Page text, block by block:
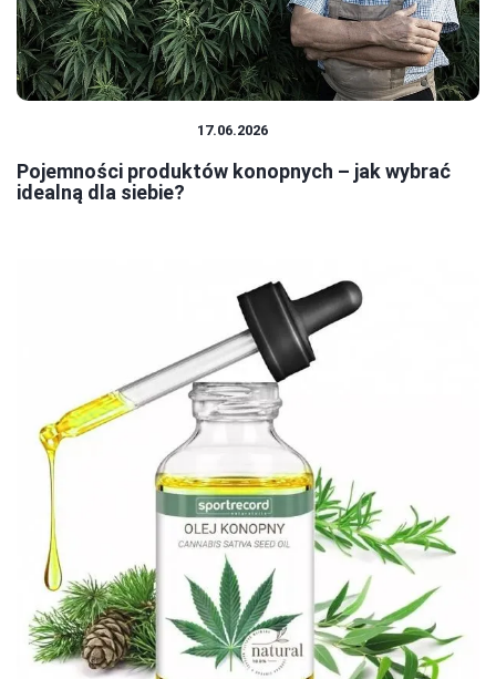
17.06.2026
Pojemności produktów konopnych – jak wybrać
idealną dla siebie?